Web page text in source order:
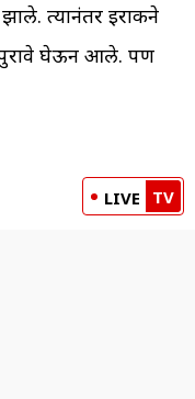
त्यानंतर इराकने
पुरावे घेऊन आले. पण
LIVE TV